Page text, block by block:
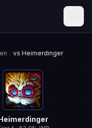
vs Heimerdinger